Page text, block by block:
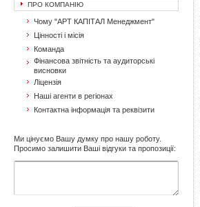
ПРО КОМПАНІЮ
Чому "АРТ КАПІТАЛ Менеджмент"
Цінності і місія
Команда
Фінансова звітність та аудиторські
висновки
Ліцензія
Наші агенти в регіонах
Контактна інформація та реквізити
Ми цінуємо Вашу думку про нашу роботу.
Просимо залишити Ваші відгуки та пропозиції: